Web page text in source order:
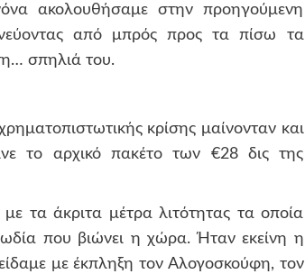
ακολουθήσαμε στην προηγούμενη
από μπρός προς τα πίσω τα
σπηλιά του.
κρίσης μαίνονταν και
το αρχικό πακέτο των €28 δις της
τα άκριτα μέτρα λιτότητας τα οποία
που βιώνει η χώρα. Ήταν εκείνη η
με έκπληξη τον Αλογοσκούφη, τον